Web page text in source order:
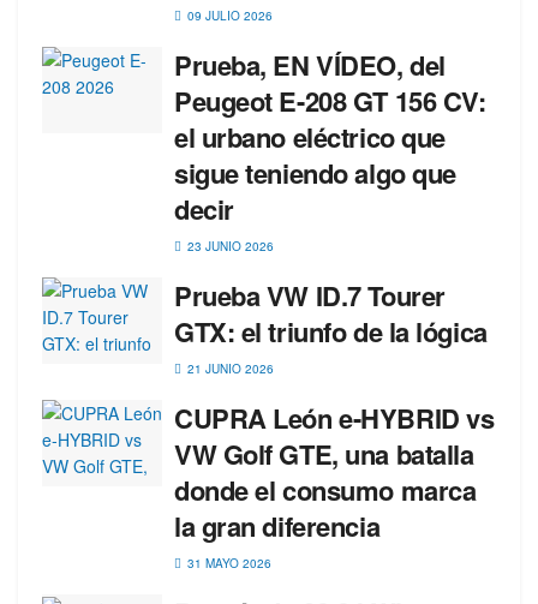
09 JULIO 2026
Prueba, EN VÍDEO, del
Peugeot E-208 GT 156 CV:
el urbano eléctrico que
sigue teniendo algo que
decir
23 JUNIO 2026
Prueba VW ID.7 Tourer
GTX: el triunfo de la lógica
21 JUNIO 2026
CUPRA León e-HYBRID vs
VW Golf GTE, una batalla
donde el consumo marca
la gran diferencia
31 MAYO 2026